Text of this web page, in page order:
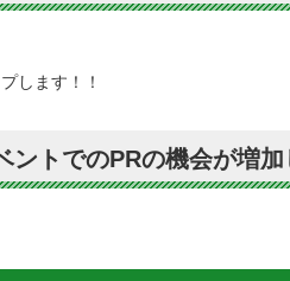
します！！
ントでのPRの機会が増